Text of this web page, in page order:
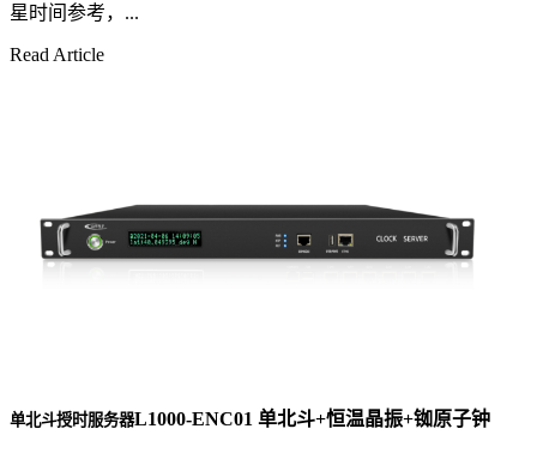
星时间参考，...
Read Article
单北斗授时服务器L1000-ENC01 单北斗+恒温晶振+铷原子钟